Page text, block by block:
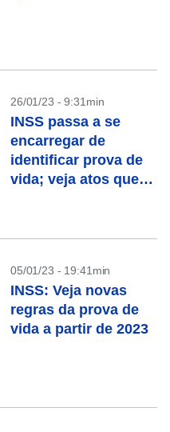
26/01/23 - 9:31min
INSS passa a se
encarregar de
identificar prova de
vida; veja atos que
05/01/23 - 19:41min
INSS: Veja novas
regras da prova de
vida a partir de 2023